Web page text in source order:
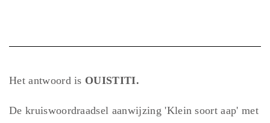
Het antwoord is OUISTITI.
De kruiswoordraadsel aanwijzing 'Klein soort aap' met